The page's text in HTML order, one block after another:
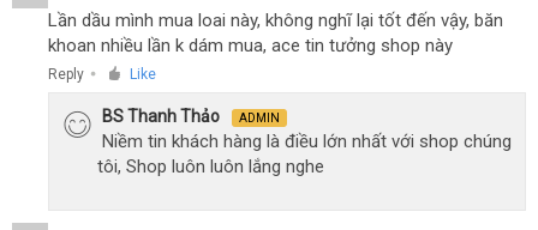
Lần dầu mình mua loai này, không nghĩ lại tốt đến vậy, băn
khoan nhiều lần k dám mua, ace tin tưởng shop này
Reply ● Like
BS Thanh Thảo ADMIN
Niềm tin khách hàng là điều lớn nhất với shop chúng
tôi, Shop luôn luôn lắng nghe